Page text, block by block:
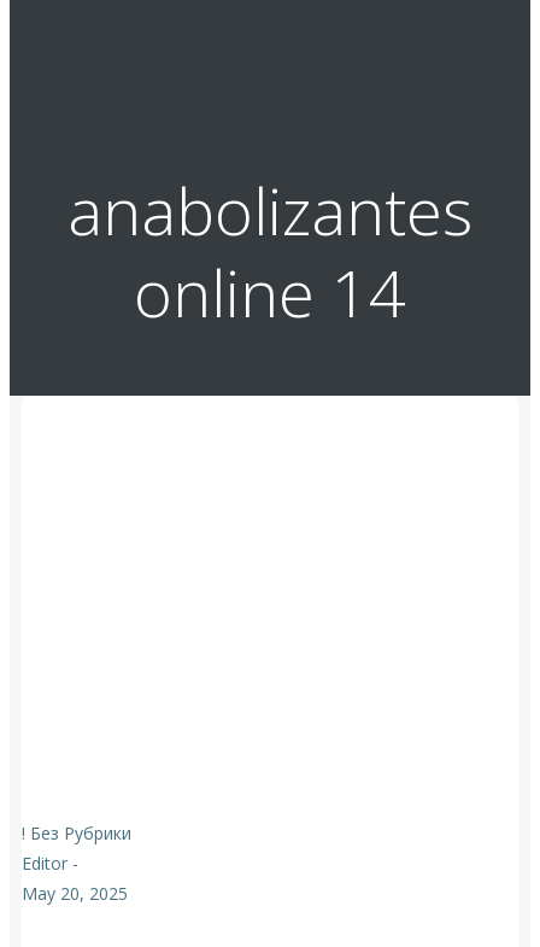
ana­bo­lizan­tes
onli­ne 14
! Без Рубрики
Editor -
May 20, 2025